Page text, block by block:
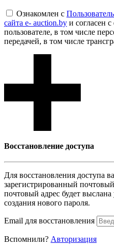
Ознакомлен с
сайта e- auction.by и согласен
пользователе, в том числе
передачей, в том числе
Восcтановление доступа
Для восcтановления доступа
зарегистрированный
почтовый адрес будет
создания нового пароля.
Email для восcтановления
Вспомнили? Авторизация